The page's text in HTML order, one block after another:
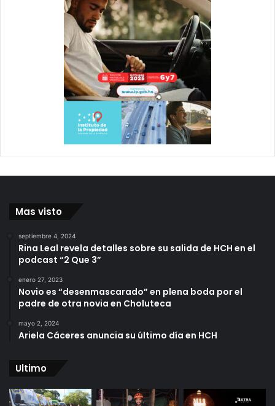
Mas visto
septiembre 4, 2024
Rina Leal revela detalles sobre su salida de HCH en el
podcast “2 Que 3”
enero 27, 2023
Novio es “desenmascarado” en plena boda por el
padre de otra novia en Choluteca
mayo 2, 2024
Ariela Cáceres anuncia su último día en HCH
Ultimo